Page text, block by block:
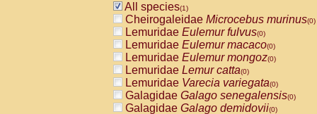
All species(1)
Cheirogaleidae Microcebus murinus(0)
Lemuridae Eulemur fulvus(0)
Lemuridae Eulemur macaco(0)
Lemuridae Eulemur mongoz(0)
Lemuridae Lemur catta(0)
Lemuridae Varecia variegata(0)
Galagidae Galago senegalensis(0)
Galagidae Galago demidovii(0)